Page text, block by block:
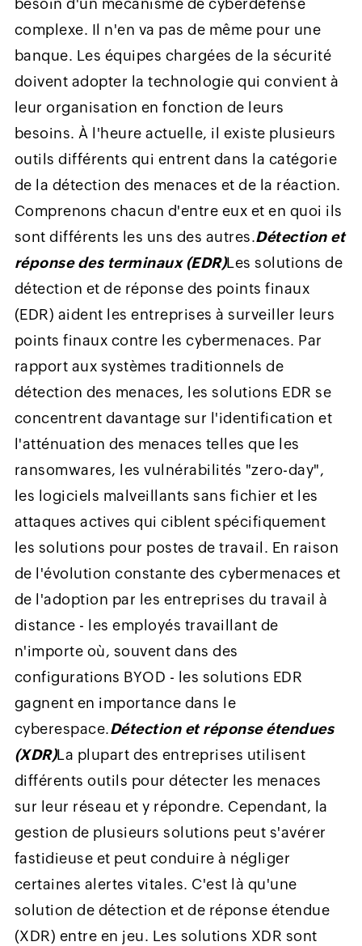
besoin d'un mécanisme de cyberdéfense
complexe. Il n'en va pas de même pour une
banque. Les équipes chargées de la sécurité
doivent adopter la technologie qui convient à
leur organisation en fonction de leurs
besoins. À l'heure actuelle, il existe plusieurs
outils différents qui entrent dans la catégorie
de la détection des menaces et de la réaction.
Comprenons chacun d'entre eux et en quoi ils
sont différents les uns des autres.Détection et
réponse des terminaux (EDR)Les solutions de
détection et de réponse des points finaux
(EDR) aident les entreprises à surveiller leurs
points finaux contre les cybermenaces. Par
rapport aux systèmes traditionnels de
détection des menaces, les solutions EDR se
concentrent davantage sur l'identification et
l'atténuation des menaces telles que les
ransomwares, les vulnérabilités "zero-day",
les logiciels malveillants sans fichier et les
attaques actives qui ciblent spécifiquement
les solutions pour postes de travail. En raison
de l'évolution constante des cybermenaces et
de l'adoption par les entreprises du travail à
distance - les employés travaillant de
n'importe où, souvent dans des
configurations BYOD - les solutions EDR
gagnent en importance dans le
cyberespace.Détection et réponse étendues
(XDR)La plupart des entreprises utilisent
différents outils pour détecter les menaces
sur leur réseau et y répondre. Cependant, la
gestion de plusieurs solutions peut s'avérer
fastidieuse et peut conduire à négliger
certaines alertes vitales. C'est là qu'une
solution de détection et de réponse étendue
(XDR) entre en jeu. Les solutions XDR sont